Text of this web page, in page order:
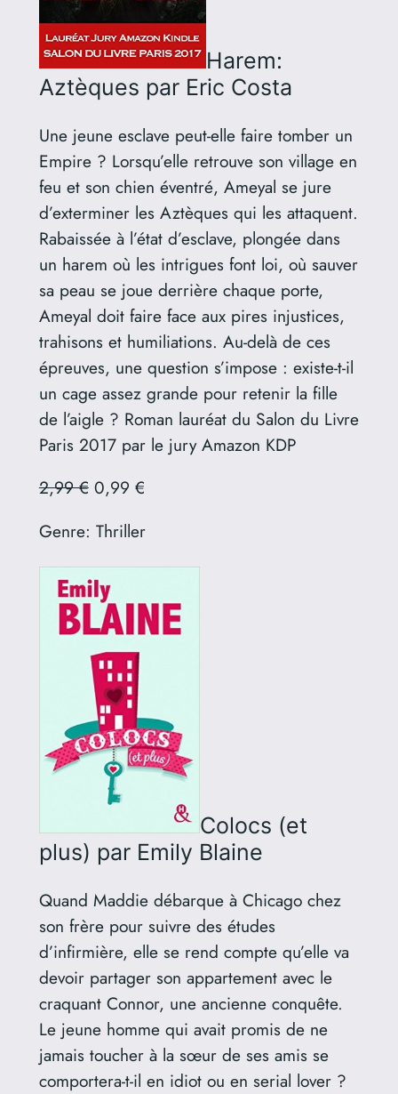
Harem:
Aztèques par Eric Costa
Une jeune esclave peut-elle faire tomber un
Empire ? Lorsqu’elle retrouve son village en
feu et son chien éventré, Ameyal se jure
d’exterminer les Aztèques qui les attaquent.
Rabaissée à l’état d’esclave, plongée dans
un harem où les intrigues font loi, où sauver
sa peau se joue derrière chaque porte,
Ameyal doit faire face aux pires injustices,
trahisons et humiliations. Au-delà de ces
épreuves, une question s’impose : existe-t-il
un cage assez grande pour retenir la fille
de l’aigle ? Roman lauréat du Salon du Livre
Paris 2017 par le jury Amazon KDP
2,99 €0,99 €
Genre: Thriller
Colocs (et
plus) par Emily Blaine
Quand Maddie débarque à Chicago chez
son frère pour suivre des études
d’infirmière, elle se rend compte qu’elle va
devoir partager son appartement avec le
craquant Connor, une ancienne conquête.
Le jeune homme qui avait promis de ne
jamais toucher à la sœur de ses amis se
comportera-t-il en idiot ou en serial lover ?